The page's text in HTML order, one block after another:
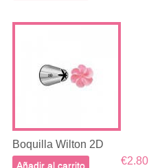
Boquilla Wilton 2D
€2.80
Añadir al carrito